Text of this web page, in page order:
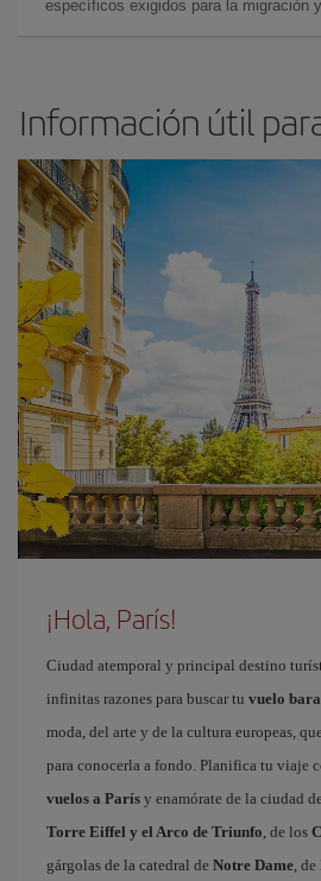
específicos exigidos para la migración
Información útil
¡Hola, París!
Ciudad atemporal y principal destino
infinitas razones para buscar tu vuelo
moda, del arte y de la cultura europeas,
para conocerla a fondo. Planifica tu viaje
vuelos a París y enamórate de la ciudad
Torre Eiffel y el Arco de Triunfo, de los
gárgolas de la catedral de Notre Dame, de